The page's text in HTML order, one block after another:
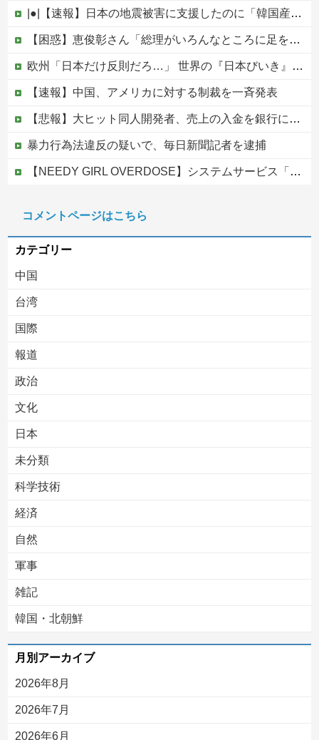
|●|【速報】日本の地震被害に支援したのに「韓国産の水は水洗トイレに」
【困惑】恵俊彰さん「総理がいろんなところに足を運べばクーラーが…」・・・・・・・・・他
欧州「日本だけ反則だろ…」 世界の『日本びいき』にヨーロッパ全土から不満の声
【速報】中国、アメリカに対する制裁を一斉発表
【悲報】大ヒット同人開発者、売上の入金を銀行に拒否され受け取れず、多額の納税義務だけが残るｗｗｗｗｗ
暴力行為法違反の疑いで、毎日新聞記者を逮捕
【NEEDY GIRL OVERDOSE】システムサービス「超絶最かわてんしちゃん」プライズフィギュア【彩色原型公開】
【移民政策反対】イオンの売り場で唐揚げを食う中国人の子供
コメントページはこちら
カテゴリー
中国
台湾
国際
報道
政治
文化
日本
未分類
科学技術
経済
自然
軍事
雑記
韓国・北朝鮮
月別アーカイブ
2026年8月
2026年7月
2026年6月